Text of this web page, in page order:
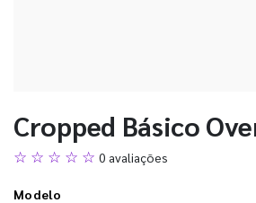
Cropped Básico
☆ ☆ ☆ ☆ ☆ 0 avaliações
Modelo